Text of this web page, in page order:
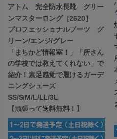
アトム 完全防水長靴 グリー
ンマスターロング［2620］
プロフェッショナルブーツ グ
リーン/エンジ/グレー
「まちかど情報室！」「所さん
の学校では教えてくれない」で
紹介！素足感覚で履けるガーデ
ニングシューズ
SS/S/M/L/LL/3L
【頑張って送料無料！】